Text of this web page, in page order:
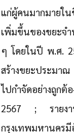
แก่ผู้คนมากมายใ
เพิ่มขึ้นของขยะจำ
ๆ โดยในปี พ.ศ.
สร้างขยะประมา
ไปกำจัดอย่างถูก
2567 ; รายงา
กรุงเทพมหานครมี